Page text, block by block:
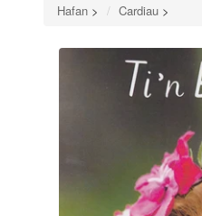
Hafan > Cardiau >